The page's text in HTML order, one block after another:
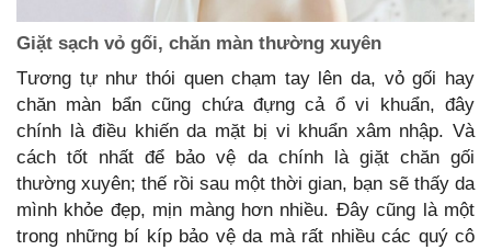
Giặt sạch vỏ gối, chăn màn thường xuyên
Tương tự như thói quen chạm tay lên da, vỏ gối hay
chăn màn bẩn cũng chứa đựng cả ổ vi khuẩn, đây
chính là điều khiến da mặt bị vi khuẩn xâm nhập. Và
cách tốt nhất để bảo vệ da chính là giặt chăn gối
thường xuyên; thế rồi sau một thời gian, bạn sẽ thấy da
mình khỏe đẹp, mịn màng hơn nhiều. Đây cũng là một
trong những bí kíp bảo vệ da mà rất nhiều các quý cô